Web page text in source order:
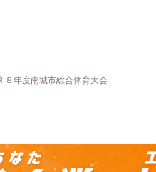
８年度南城市総合体育大会